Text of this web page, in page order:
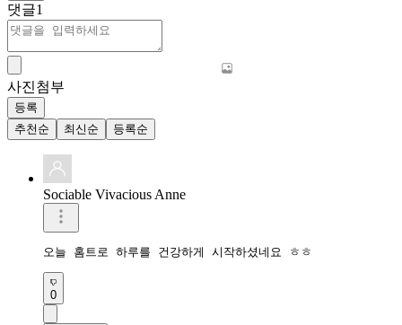
댓글1
사진첨부
등록
추천순
최신순 등록순
Sociable Vivacious Anne
오늘 홈트로 하루를 건강하게 시작하셨네요 ㅎㅎ
0